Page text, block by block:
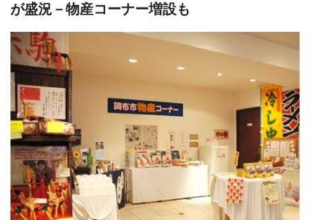
が盛況－物産コーナー増設も